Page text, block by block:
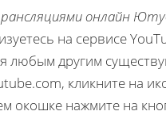
онлайн
на сервисе
любым другим
кликните на
окошке нажмите на